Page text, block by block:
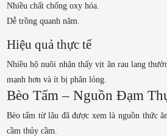
Nhiều chất chống oxy hóa.
Dễ trồng quanh năm.
Hiệu quả thực tế
Nhiều hộ nuôi nhận thấy vịt ăn rau lang
mạnh hơn và ít bị phân lỏng.
Bèo Tấm – Nguồn Đạm
Bèo tấm từ lâu đã được xem là nguồn thức
cầm thủy cầm.